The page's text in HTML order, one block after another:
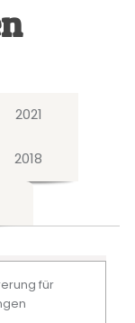
2021
2018
für